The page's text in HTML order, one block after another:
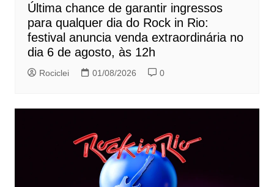
Última chance de garantir ingressos
para qualquer dia do Rock in Rio:
festival anuncia venda extraordinária no
dia 6 de agosto, às 12h
Rociclei 01/08/2026 0